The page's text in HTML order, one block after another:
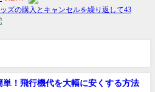
単！飛行機代を大幅に安くする方法